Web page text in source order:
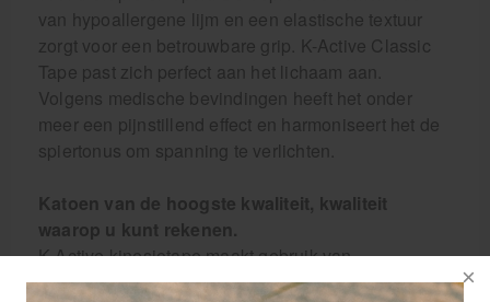
van hypoallergene lijm en een elastische textuur
zorgt voor een betrouwbare grip. K-Active Classic
Tape past zich perfect aan het lichaam aan.
Volgens medische bevindingen heeft het onder
meer een pijnstillend effect en harmoniseert het de
spiertonus om spanning te verlichten.
Katoen van de hoogste kwaliteit, kwaliteit
waarop u kunt rekenen.
K-Active kinesiotape maakt gebruik van
waterafstotende, ademende stof. De onberispelijke